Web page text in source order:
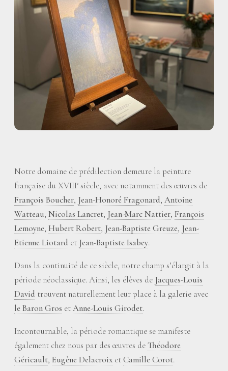
Notre domaine de prédilection demeure la peinture
française du XVIIIe siècle, avec notamment des œuvres de
François Boucher, Jean-Honoré Fragonard, Antoine
Watteau, Nicolas Lancret, Jean-Marc Nattier, François
Lemoyne, Hubert Robert, Jean-Baptiste Greuze, Jean-
Etienne Liotard et Jean-Baptiste Isabey.
Dans la continuité de ce siècle, notre champ s’élargit à la
période néoclassique. Ainsi, les élèves de Jacques-Louis
David trouvent naturellement leur place à la galerie avec
le Baron Gros etAnne-Louis Girodet.
Incontournable, la période romantique se manifeste
également chez nous par des œuvres deThéodore
Géricault, Eugène Delacroix etCamille Corot.